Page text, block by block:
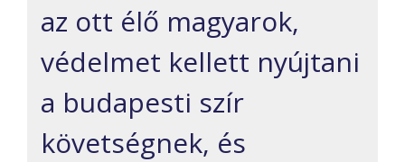
az ott élő magyarok,
védelmet kellett nyújtani
a budapesti szír
követségnek, és